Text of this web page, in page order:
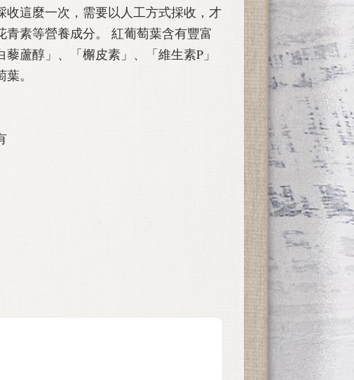
收這麼一次，需要以人工方式採收，才
青素等營養成分。 紅葡萄葉含有豐富
蘆醇」、「檞皮素」、「維生素P」
。